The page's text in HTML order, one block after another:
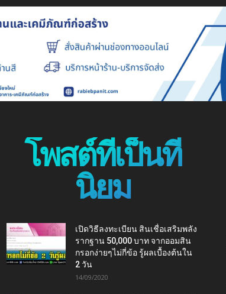
โพสต์ที่เป็นที่
นิยม
เปิดวิธีลงทะเบียน สินเชื่อเสริมพลัง
รากฐาน 50,000 บาท จากออมสิน
กรอกง่ายๆไม่กี่ข้อ รู้ผลเบื้องต้นใน
2 วัน
14/09/2020